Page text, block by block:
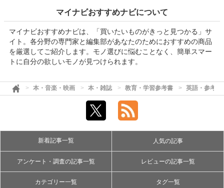
マイナビおすすめナビについて
マイナビおすすめナビは、「買いたいものがきっと見つかる」サ
イト。各分野の専門家と編集部があなたのためにおすすめの商品
を厳選してご紹介します。モノ選びに悩むことなく、簡単スマー
トに自分の欲しいモノが見つけられます。
本・音楽・映画 本・雑誌 教育・学習参考書 英語・参考書
新着記事一覧 人気の記事
アンケート・調査の記事一覧 レビューの記事一覧
カテゴリー一覧 タグ一覧